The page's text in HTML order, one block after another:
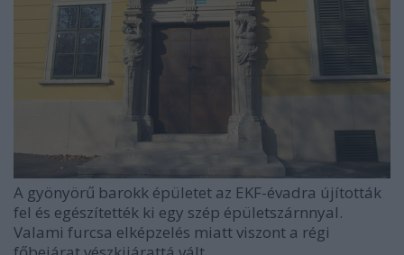
A gyönyörű barokk épületet az EKF-évadra újították
fel és egészítették ki egy szép épületszárnnyal.
Valami furcsa elképzelés miatt viszont a régi